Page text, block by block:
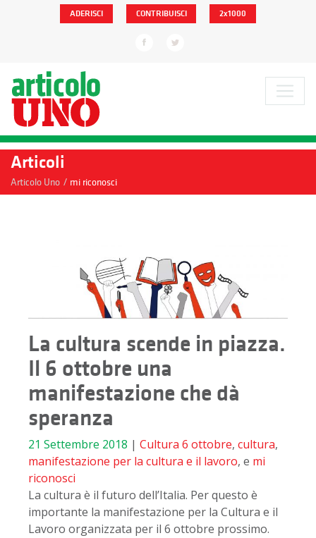
ADERISCI CONTRIBUISCI 2x1000
Articoli
Articolo Uno / mi riconosci
La cultura scende in piazza.
Il 6 ottobre una
manifestazione che dà
speranza
21 Settembre 2018 | Cultura 6 ottobre, cultura,
manifestazione per la cultura e il lavoro, e mi
riconosci
La cultura è il futuro dell’Italia. Per questo è
importante la manifestazione per la Cultura e il
Lavoro organizzata per il 6 ottobre prossimo.